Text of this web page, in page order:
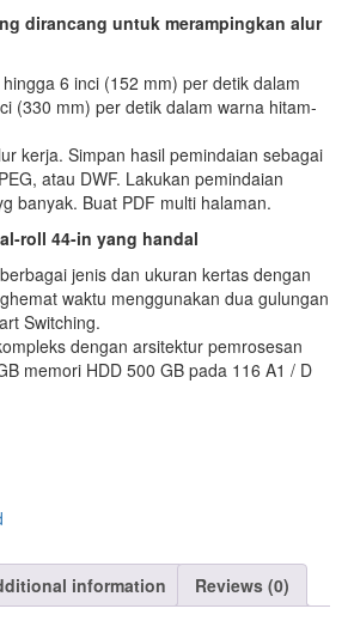
dirancang untuk merampingkan alur
6 inci (152 mm) per detik dalam
(330 mm) per detik dalam warna hitam-
kerja. Simpan hasil pemindaian sebagai
atau DWF. Lakukan pemindaian
banyak. Buat PDF multi halaman.
roll 44-in yang handal
jenis dan ukuran kertas dengan
waktu menggunakan dua gulungan
Switching.
dengan arsitektur pemrosesan
memori HDD 500 GB pada 116 A1 / D
information Reviews (0)